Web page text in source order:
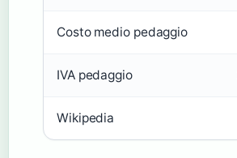
Costo medio pedaggio
IVA pedaggio
Wikipedia